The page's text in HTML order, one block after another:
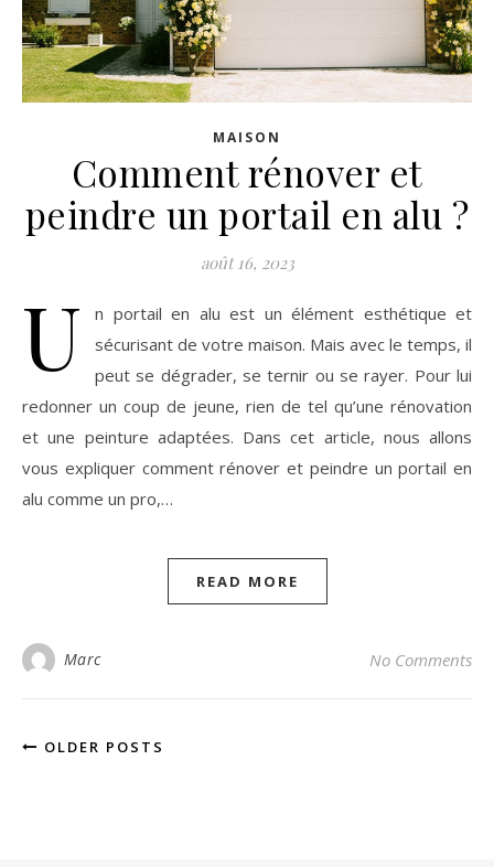
MAISON
Comment rénover et
peindre un portail en alu ?
août 16, 2023
U
n portail en alu est un élément esthétique et
sécurisant de votre maison. Mais avec le temps, il
peut se dégrader, se ternir ou se rayer. Pour lui
redonner un coup de jeune, rien de tel qu’une rénovation
et une peinture adaptées. Dans cet article, nous allons
vous expliquer comment rénover et peindre un portail en
alu comme un pro,…
READ MORE
Marc No Comments
OLDER POSTS